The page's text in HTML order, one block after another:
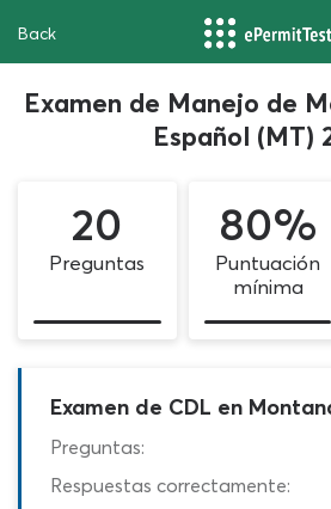
Back
Examen de Manejo de
Español (MT)
20
Preguntas
80%
Puntuación
mínima
Examen de CDL en
Preguntas:
Respuestas correctamente: